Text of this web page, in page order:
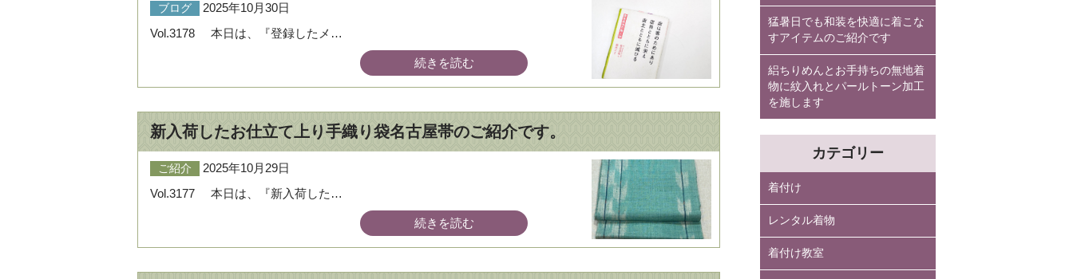
ブログ
2025年10月30日
Vol.3178 本日は、『登録したメ…
続きを読む
新入荷したお仕立て上り手織り袋名古屋帯のご紹介です。
ご紹介
2025年10月29日
Vol.3177 本日は、『新入荷した…
続きを読む
猛暑日でも和装を快適に着こな
すアイテムのご紹介です
絽ちりめんとお手持ちの無地着
物に紋入れとパールトーン加工
を施します
カテゴリー
着付け
レンタル着物
着付け教室